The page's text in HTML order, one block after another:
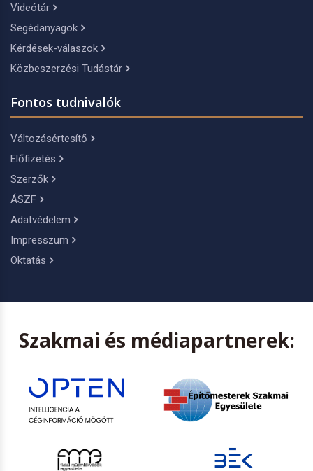
Videótár
Segédanyagok
Kérdések-válaszok
Közbeszerzési Tudástár
Fontos tudnivalók
Változásértesítő
Előfizetés
Szerzők
ÁSZF
Adatvédelem
Impresszum
Oktatás
Szakmai és médiapartnerek: